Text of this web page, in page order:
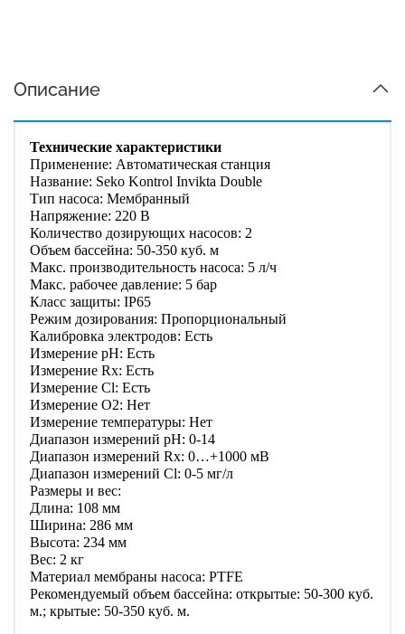
Описание
Технические характеристики
Применение: Автоматическая станция
Название: Seko Kontrol Invikta Double
Тип насоса: Мембранный
Напряжение: 220 В
Количество дозирующих насосов: 2
Объем бассейна: 50-350 куб. м
Макс. производительность насоса: 5 л/ч
Макс. рабочее давление: 5 бар
Класс защиты: IP65
Режим дозирования: Пропорциональный
Калибровка электродов: Есть
Измерение pH: Есть
Измерение Rx: Есть
Измерение Cl: Есть
Измерение O2: Нет
Измерение температуры: Нет
Диапазон измерений pH: 0-14
Диапазон измерений Rx: 0…+1000 мВ
Диапазон измерений Cl: 0-5 мг/л
Размеры и вес:
Длина: 108 мм
Ширина: 286 мм
Высота: 234 мм
Вес: 2 кг
Материал мембраны насоса: PTFE
Рекомендуемый объем бассейна: открытые: 50-300 куб.
м.; крытые: 50-350 куб. м.